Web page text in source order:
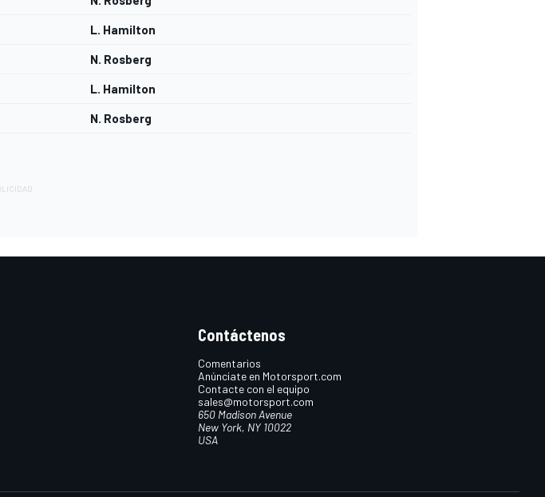
L. Hamilton
N. Rosberg
L. Hamilton
N. Rosberg
Contáctenos
Comentarios
Anúnciate en Motorsport.com
Contacte con el equipo
sales@motorsport.com
650 Madison Avenue
New York, NY 10022
USA